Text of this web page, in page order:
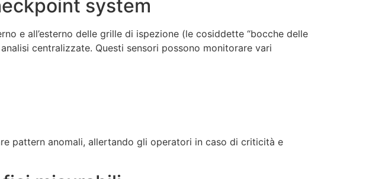
system
e all’esterno delle grille di ispezione (le cosiddette “bocche delle
centralizzate. Questi sensori possono monitorare vari
pattern anomali, allertando gli operatori in caso di criticità e